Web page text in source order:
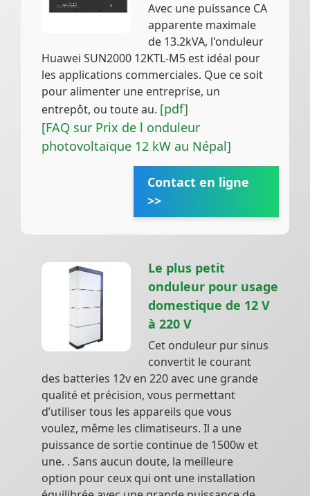
Avec une puissance CA
apparente maximale
de 13.2kVA, l'onduleur
Huawei SUN2000 12KTL-M5 est idéal pour
les applications commerciales. Que ce soit
pour alimenter une entreprise, un
entrepôt, ou toute au. [pdf]
[FAQ sur Prix de l onduleur
photovoltaïque 12 kW au Népal]
Contact en ligne
>>
Le plus petit
onduleur pour usage
domestique de 12 V
à 220 V
Cet onduleur pur sinus
convertit le courant
des batteries 12v en 220 avec une grande
qualité et précision, vous permettant
d’utiliser tous les appareils que vous
voulez, même les climatiseurs. Il a une
puissance de sortie continue de 1500w et
une. . Sans aucun doute, la meilleure
option pour ceux qui ont une installation